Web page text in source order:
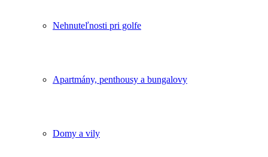
Nehnuteľnosti pri golfe
Apartmány, penthousy a bungalovy
Domy a vily